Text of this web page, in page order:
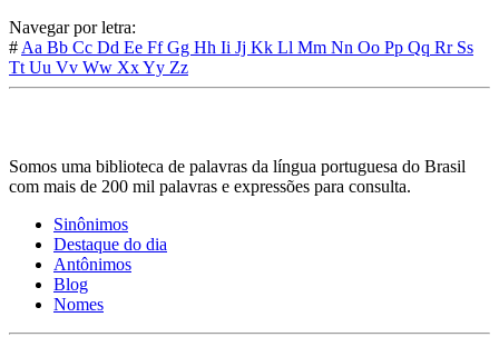
Navegar por letra:
# Aa Bb Cc Dd Ee FfGg Hh Ii Jj Kk Ll Mm Nn Oo Pp Qq Rr Ss
Tt Uu Vv Ww XxYy Zz
Somos uma biblioteca de palavras da língua portuguesa do Brasil
com mais de 200 mil palavras e expressões para consulta.
Sinônimos
Destaque do dia
Antônimos
Blog
Nomes